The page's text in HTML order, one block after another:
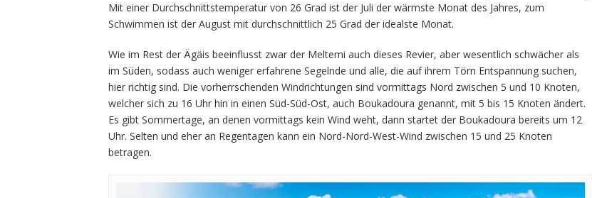
Mit einer Durchschnittstemperatur von 26 Grad ist der Juli der wärmste Monat des Jahres, zum
Schwimmen ist der August mit durchschnittlich 25 Grad der idealste Monat.
Wie im Rest der Ägäis beeinflusst zwar der Meltemi auch dieses Revier, aber wesentlich schwächer als
im Süden, sodass auch weniger erfahrene Segelnde und alle, die auf ihrem Törn Entspannung suchen,
hier richtig sind. Die vorherrschenden Windrichtungen sind vormittags Nord zwischen 5 und 10 Knoten,
welcher sich zu 16 Uhr hin in einen Süd-Süd-Ost, auch Boukadoura genannt, mit 5 bis 15 Knoten ändert.
Es gibt Sommertage, an denen vormittags kein Wind weht, dann startet der Boukadoura bereits um 12
Uhr. Selten und eher an Regentagen kann ein Nord-Nord-West-Wind zwischen 15 und 25 Knoten
betragen.